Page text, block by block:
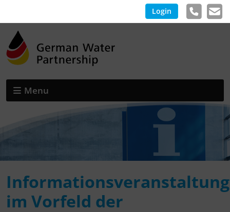
Login
Menu
Informationsveranstaltung
im Vorfeld der